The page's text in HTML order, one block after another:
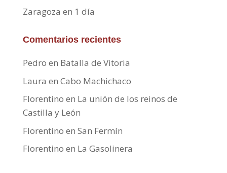
Zaragoza en 1 día
Comentarios recientes
Pedro en Batalla de Vitoria
Laura en Cabo Machichaco
Florentino en La unión de los reinos de
Castilla y León
Florentino en San Fermín
Florentino en La Gasolinera